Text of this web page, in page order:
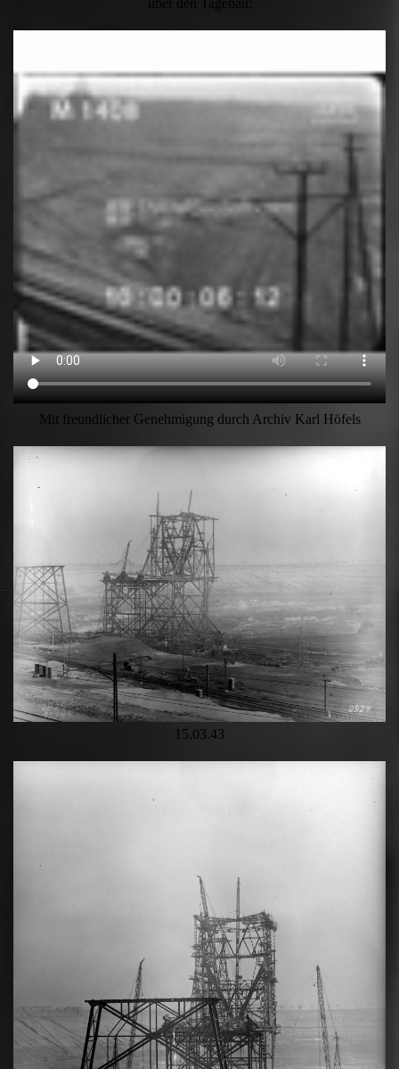
Mit freundlicher Genehmigung durch Archiv Karl Höfels
15.03.43